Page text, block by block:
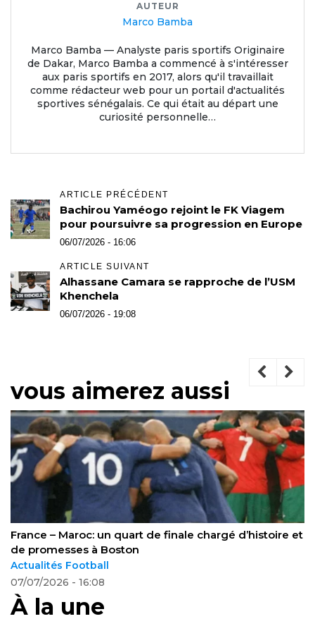
AUTEUR
Marco Bamba
Marco Bamba — Analyste paris sportifs Originaire
de Dakar, Marco Bamba a commencé à s'intéresser
aux paris sportifs en 2017, alors qu'il travaillait
comme rédacteur web pour un portail d'actualités
sportives sénégalais. Ce qui était au départ une
curiosité personnelle…
ARTICLE PRÉCÉDENT
Bachirou Yaméogo rejoint le FK Viagem
pour poursuivre sa progression en Europe
06/07/2026 - 16:06
ARTICLE SUIVANT
Alhassane Camara se rapproche de l’USM
Khenchela
06/07/2026 - 19:08
vous aimerez aussi
Dortmund pense à Randal Kolo Muani pour
remodeler son attaque
Actualités Football
08/07/2026 - 18:10
À la une